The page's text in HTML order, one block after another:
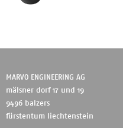
MARVO ENGINEERING AG
mälsner dorf 17 und 19
9496 balzers
fürstentum liechtenstein